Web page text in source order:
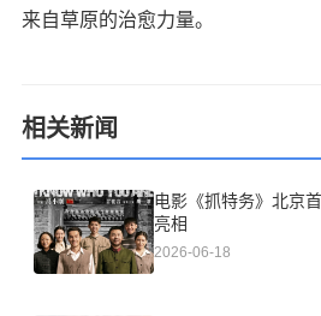
来自草原的治愈力量。
相关新闻
电影《抓特务》北京
亮相
2026-06-18